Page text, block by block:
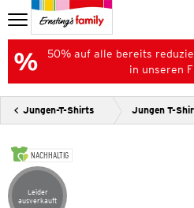
50% auf alle bereits
in unseren
Jungen-T-Shirts Jungen T-
NACHHALTIG
Artikel leider ausverkauft
Leider
ausverkauft